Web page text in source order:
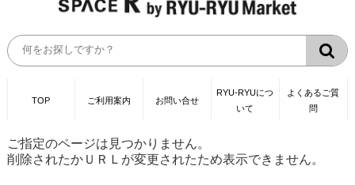
TOP ご利用案内 お問い合せ
RYU-RYUにつ
いて
よくあるご質
問
ご指定のページは見つかりません。
削除されたかＵＲＬが変更されたため表示できません。